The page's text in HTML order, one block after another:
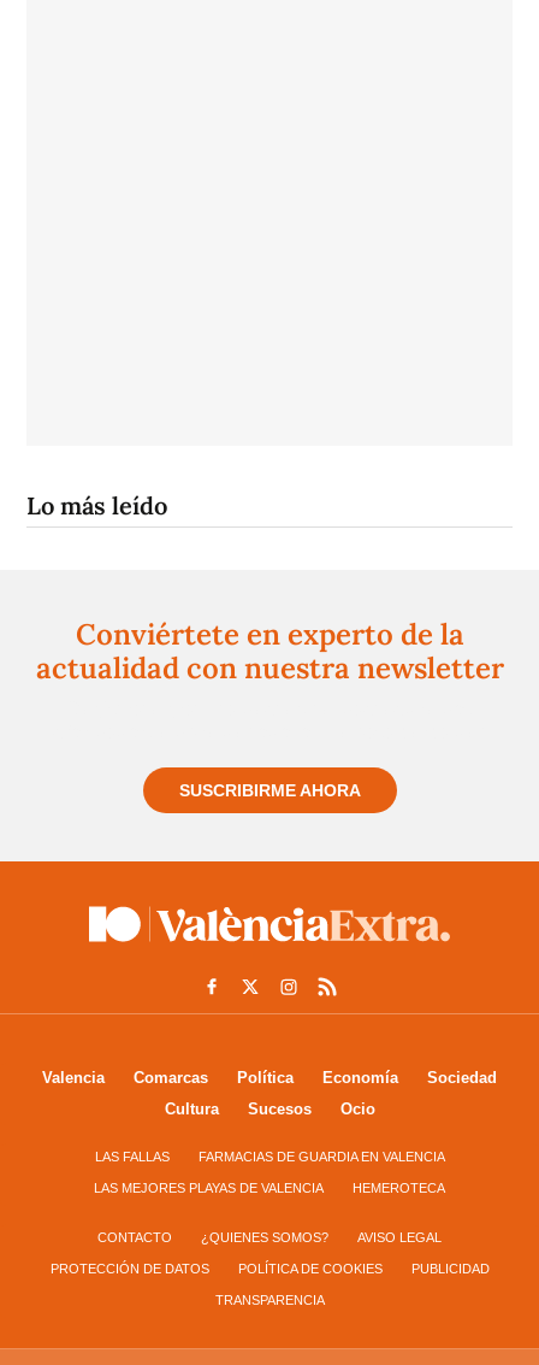
Lo más leído
Conviértete en experto de la
actualidad con nuestra newsletter
SUSCRIBIRME AHORA
Valencia Comarcas Política Economía
Sociedad
Cultura
Sucesos Ocio
LAS FALLAS FARMACIAS DE GUARDIA EN VALENCIA
LAS MEJORES PLAYAS DE VALENCIA HEMEROTECA
CONTACTO ¿QUIENES SOMOS? AVISO LEGAL
PROTECCIÓN DE DATOS POLÍTICA DE COOKIES PUBLICIDAD
TRANSPARENCIA